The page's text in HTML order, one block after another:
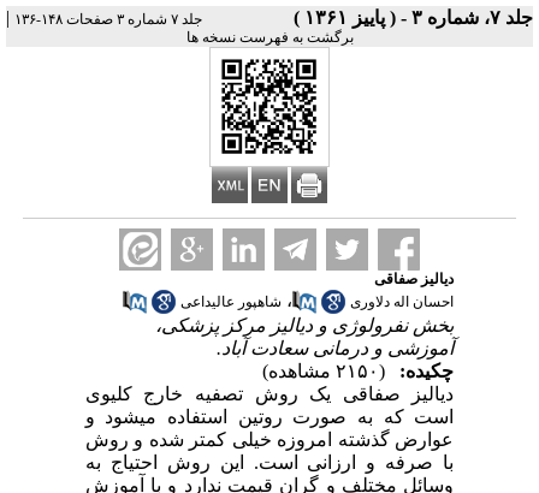
جلد ۷، شماره ۳ - ( پاییز ۱۳۶۱ ) جلد ۷ شماره ۳ صفحات ۱۴۸-۱۳۶ |
برگشت به فهرست نسخه ها
دیالیز صفاقی
احسان اله دلاوری
، شاهپور عالیداعی
بخش نفرولوژی و دیالیز مرکز پزشکی،
آموزشی و درمانی سعادت آباد.
چکیده:
(۲۱۵۰ مشاهده)
دیالیز صفاقی یک روش تصفیه خارج کلیوی
است که به صورت روتین استفاده می­شود و
عوارض گذشته امروزه خیلی کمتر شده و روش
با صرفه و ارزانی است. این روش احتیاج به
وسائل مختلف و گران قیمت ندارد و با آموزش